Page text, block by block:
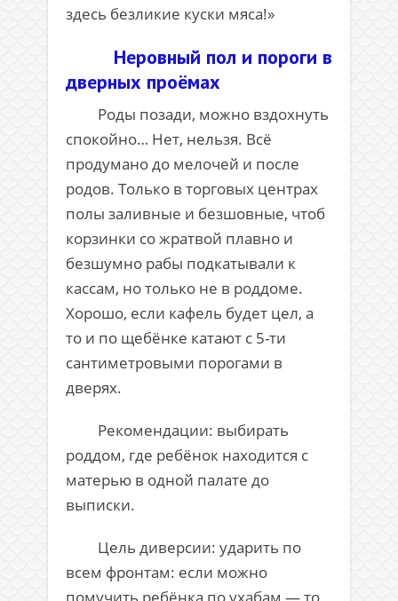
здесь безликие куски мяса!»
Неровный пол и пороги в
дверных проёмах
Роды позади, можно вздохнуть
спокойно… Нет, нельзя. Всё
продумано до мелочей и после
родов. Только в торговых центрах
полы заливные и безшовные, чтоб
корзинки со жратвой плавно и
безшумно рабы подкатывали к
кассам, но только не в роддоме.
Хорошо, если кафель будет цел, а
то и по щебёнке катают с 5-ти
сантиметровыми порогами в
дверях.
Рекомендации: выбирать
роддом, где ребёнок находится с
матерью в одной палате до
выписки.
Цель диверсии: ударить по
всем фронтам: если можно
помучить ребёнка по ухабам — то